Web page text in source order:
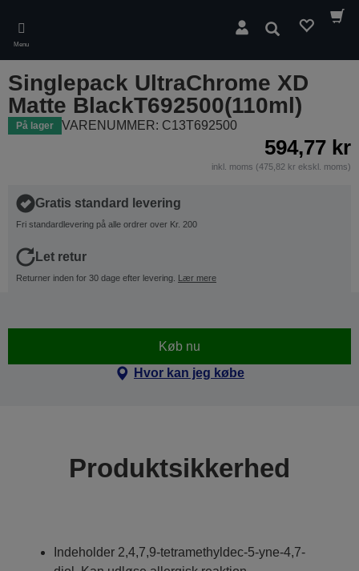
main
content
Menu
Søg
Singlepack UltraChrome XD
Matte BlackT692500(110ml)
På lager VARENUMMER: C13T692500
594,77 kr
inkl. moms (475,82 kr ekskl. moms)
Gratis standard levering
Fri standardlevering på alle ordrer over Kr. 200
Let retur
Returner inden for 30 dage efter levering. Lær mere
Køb nu
Hvor kan jeg købe
Produktsikkerhed
Indeholder 2,4,7,9-tetramethyldec-5-yne-4,7-